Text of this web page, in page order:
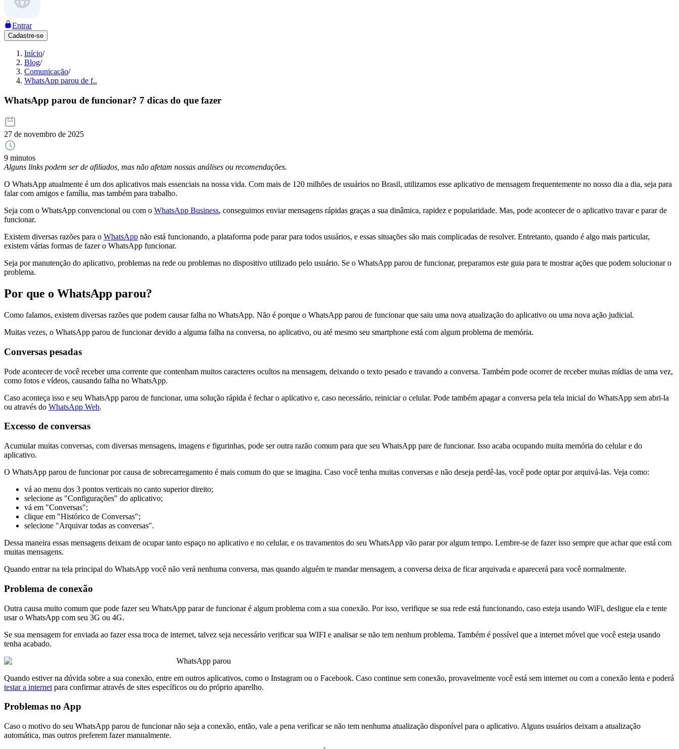
Entrar
Cadastre-se
Início/
Blog/
Comunicação/
WhatsApp parou de f..
WhatsApp parou de funcionar? 7 dicas do que fazer
27 de novembro de 2025
9 minutos
Alguns links podem ser de afiliados, mas não afetam nossas análises ou recomendações.
O WhatsApp atualmente é um dos aplicativos mais essenciais na nossa vida. Com mais de 120 milhões de usuários no Brasil, utilizamos esse aplicativo de mensagem frequentemente no nosso dia a dia, seja para
falar com amigos e família, mas também para trabalho.
Seja com o WhatsApp convencional ou com o WhatsApp Business, conseguimos enviar mensagens rápidas graças a sua dinâmica, rapidez e popularidade. Mas, pode acontecer de o aplicativo travar e parar de
funcionar.
Existem diversas razões para o WhatsApp não está funcionando, a plataforma pode parar para todos usuários, e essas situações são mais complicadas de resolver. Entretanto, quando é algo mais particular,
existem várias formas de fazer o WhatsApp funcionar.
Seja por manutenção do aplicativo, problemas na rede ou problemas no dispositivo utilizado pelo usuário. Se o WhatsApp parou de funcionar, preparamos este guia para te mostrar ações que podem solucionar o
problema.
Por que o WhatsApp parou?
Como falamos, existem diversas razões que podem causar falha no WhatsApp. Não é porque o WhatsApp parou de funcionar que saiu uma nova atualização do aplicativo ou uma nova ação judicial.
Muitas vezes, o WhatsApp parou de funcionar devido a alguma falha na conversa, no aplicativo, ou até mesmo seu smartphone está com algum problema de memória.
Conversas pesadas
Pode acontecer de você receber uma corrente que contenham muitos caracteres ocultos na mensagem, deixando o texto pesado e travando a conversa. Também pode ocorrer de receber muitas mídias de uma vez,
como fotos e vídeos, causando falha no WhatsApp.
Caso aconteça isso e seu WhatsApp parou de funcionar, uma solução rápida é fechar o aplicativo e, caso necessário, reiniciar o celular. Pode também apagar a conversa pela tela inicial do WhatsApp sem abri-la
ou através do WhatsApp Web.
Excesso de conversas
Acumular muitas conversas, com diversas mensagens, imagens e figurinhas, pode ser outra razão comum para que seu WhatsApp pare de funcionar. Isso acaba ocupando muita memória do celular e do
aplicativo.
O WhatsApp parou de funcionar por causa de sobrecarregamento é mais comum do que se imagina. Caso você tenha muitas conversas e não deseja perdê-las, você pode optar por arquivá-las. Veja como:
vá ao menu dos 3 pontos verticais no canto superior direito;
selecione as "Configurações" do aplicativo;
vá em "Conversas";
clique em "Histórico de Conversas";
selecione "Arquivar todas as conversas".
Dessa maneira essas mensagens deixam de ocupar tanto espaço no aplicativo e no celular, e os travamentos do seu WhatsApp vão parar por algum tempo. Lembre-se de fazer isso sempre que achar que está com
muitas mensagens.
Quando entrar na tela principal do WhatsApp você não verá nenhuma conversa, mas quando alguém te mandar mensagem, a conversa deixa de ficar arquivada e aparecerá para você normalmente.
Problema de conexão
Outra causa muito comum que pode fazer seu WhatsApp parar de funcionar é algum problema com a sua conexão. Por isso, verifique se sua rede está funcionando, caso esteja usando WiFi, desligue ela e tente
usar o WhatsApp com seu 3G ou 4G.
Se sua mensagem for enviada ao fazer essa troca de internet, talvez seja necessário verificar sua WIFI e analisar se não tem nenhum problema. Também é possível que a internet móvel que você esteja usando
tenha acabado.
WhatsApp parou
Quando estiver na dúvida sobre a sua conexão, entre em outros aplicativos, como o Instagram ou o Facebook. Caso continue sem conexão, provavelmente você está sem internet ou com a conexão lenta e poderá
testar a internet para confirmar através de sites específicos ou do próprio aparelho.
Problemas no App
Caso o motivo do seu WhatsApp parou de funcionar não seja a conexão, então, vale a pena verificar se não tem nenhuma atualização disponível para o aplicativo. Alguns usuários deixam a atualização
automática, mas outros preferem fazer manualmente.